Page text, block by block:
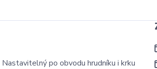
Nastavitelný po obvodu hrudníku i krku